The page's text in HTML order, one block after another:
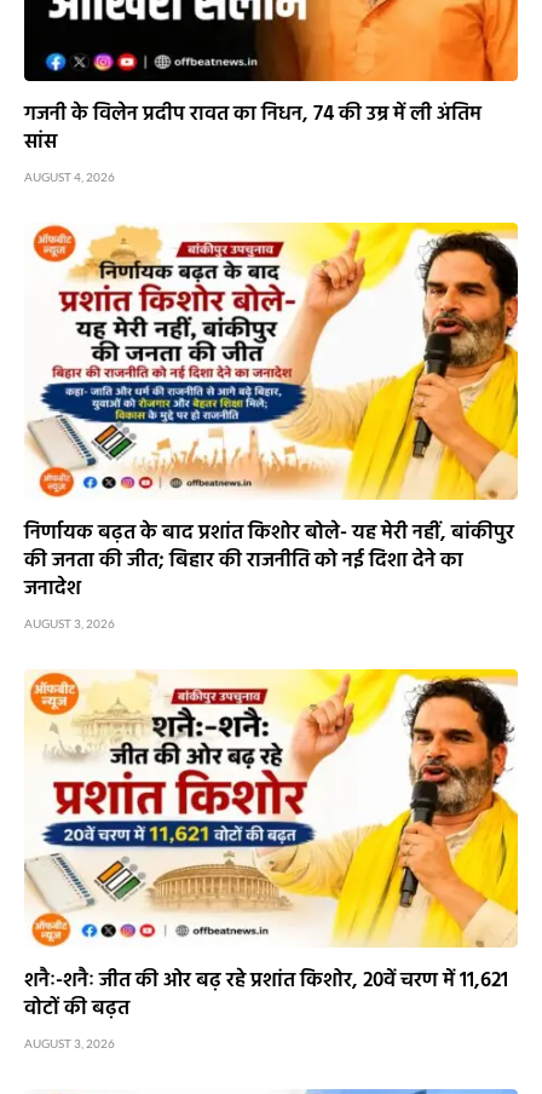
गजनी के विलेन प्रदीप रावत का निधन, 74 की उम्र में ली अंतिम
सांस
AUGUST 4, 2026
निर्णायक बढ़त के बाद प्रशांत किशोर बोले- यह मेरी नहीं, बांकीपुर
की जनता की जीत; बिहार की राजनीति को नई दिशा देने का
जनादेश
AUGUST 3, 2026
शनैः-शनैः जीत की ओर बढ़ रहे प्रशांत किशोर, 20वें चरण में 11,621
वोटों की बढ़त
AUGUST 3, 2026